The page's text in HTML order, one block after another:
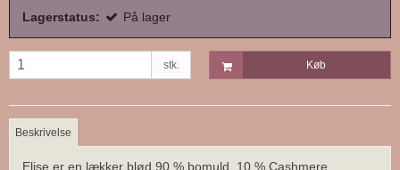
Lagerstatus: På lager
stk. Køb
Beskrivelse
Elise er en lækker blød 90 % bomuld, 10 % Cashmere